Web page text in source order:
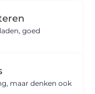
goed
maar denken ook